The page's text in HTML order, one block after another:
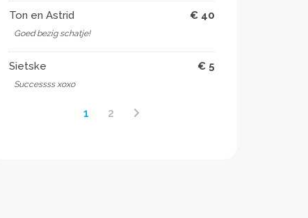
Ton en Astrid € 40
Goed bezig schatje!
Sietske € 5
Successss xoxo
1 2